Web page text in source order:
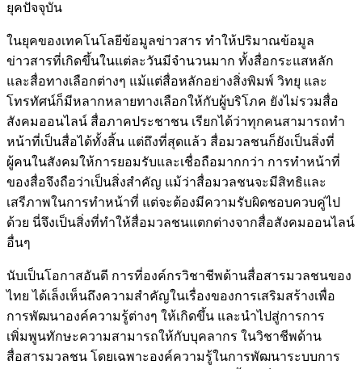
ยุคปัจจุบัน
ในยุคของเทคโนโลยีข้อมูลข่าวสาร ทำให้ปริมาณข้อมูล
ข่าวสารที่เกิดขึ้นในแต่ละวันมีจำนวนมาก ทั้งสื่อกระแสหลัก
และสื่อทางเลือกต่างๆ แม้แต่สื่อหลักอย่างสิ่งพิมพ์ วิทยุ และ
โทรทัศน์ก็มีหลากหลายทางเลือกให้กับผู้บริโภค ยังไม่รวมสื่อ
สังคมออนไลน์ สื่อภาคประชาชน เรียกได้ว่าทุกคนสามารถทำ
หน้าที่เป็นสื่อได้ทั้งสิ้น แต่ถึงที่สุดแล้ว สื่อมวลชนก็ยังเป็นสิ่งที่
ผู้คนในสังคมให้การยอมรับและเชื่อถือมากกว่า การทำหน้าที่
ของสื่อจึงถือว่าเป็นสิ่งสำคัญ แม้ว่าสื่อมวลชนจะมีสิทธิและ
เสรีภาพในการทำหน้าที่ แต่จะต้องมีความรับผิดชอบควบคู่ไป
ด้วย นี่จึงเป็นสิ่งที่ทำให้สื่อมวลชนแตกต่างจากสื่อสังคมออนไลน์
อื่นๆ
นับเป็นโอกาสอันดี การที่องค์กรวิชาชีพด้านสื่อสารมวลชนของ
ไทย ได้เล็งเห็นถึงความสำคัญในเรื่องของการเสริมสร้างเพื่อ
การพัฒนาองค์ความรู้ต่างๆ ให้เกิดขึ้น และนำไปสู่การการ
เพิ่มพูนทักษะความสามารถให้กับบุคลากร ในวิชาชีพด้าน
สื่อสารมวลชน โดยเฉพาะองค์ความรู้ในการพัฒนาระบบการ